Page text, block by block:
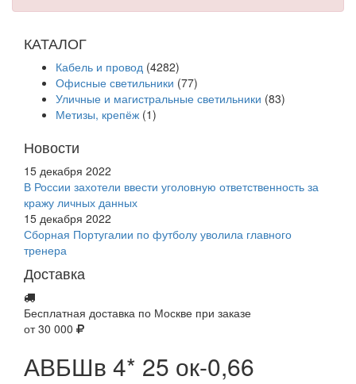
КАТАЛОГ
Кабель и провод (4282)
Офисные светильники (77)
Уличные и магистральные светильники (83)
Метизы, крепёж (1)
Новости
15 декабря 2022
В России захотели ввести уголовную ответственность за
кражу личных данных
15 декабря 2022
Сборная Португалии по футболу уволила главного
тренера
Доставка
Бесплатная доставка по Москве при заказе
от 30 000
АВБШв 4* 25 ок-0,66